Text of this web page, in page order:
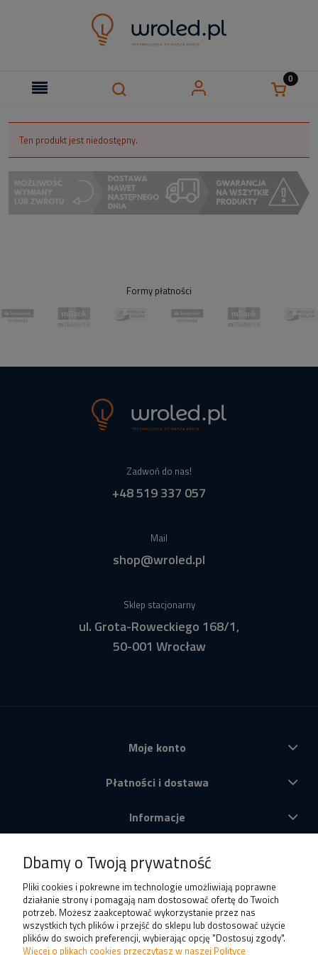
Ten produkt jest niedostępny.
Formy płatności
Zadwoń do nas!
+48 519 337 057
Mail
shop@wroled.pl
Sklep stacjonarny
ul. Grota-Roweckiego 168/1,
50-001 Wrocław
Moje konto
Płatności i dostawa
Informacje
Produkty
Dbamy o Twoją prywatność
Pliki cookies i pokrewne im technologie umożliwiają poprawne
działanie strony i pomagają nam dostosować ofertę do Twoich
potrzeb. Możesz zaakceptować wykorzystanie przez nas
wszystkich tych plików i przejść do sklepu lub dostosować użycie
plików do swoich preferencji, wybierając opcję "Dostosuj zgody".
Więcej o plikach cookies przeczytasz w naszej Polityce